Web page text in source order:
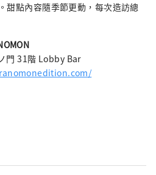
甜點內容隨季節更動，每次造訪總
門 31階 Lobby Bar